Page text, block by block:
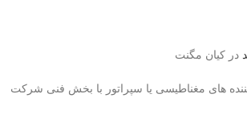
در کیان مگنت
های مغناطیسی یا سپراتور با بخش فنی شرکت